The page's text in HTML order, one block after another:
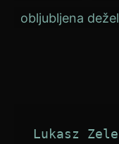
obljubljena
Lukasz